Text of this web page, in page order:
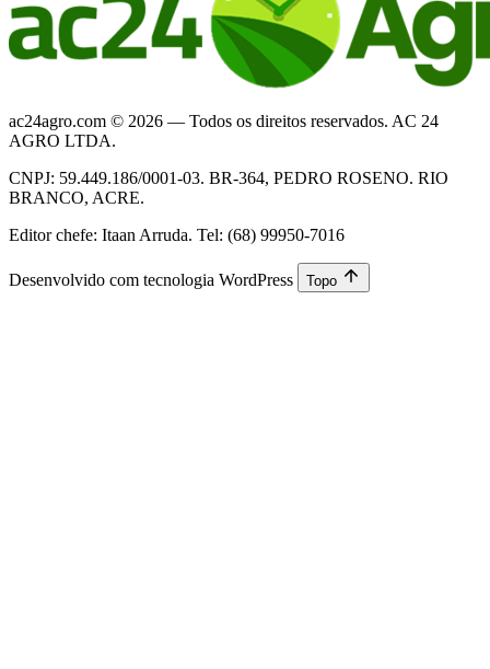
ac24agro.com © 2026 — Todos os direitos reservados. AC 24
AGRO LTDA.
CNPJ: 59.449.186/0001-03. BR-364, PEDRO ROSENO. RIO
BRANCO, ACRE.
Editor chefe: Itaan Arruda. Tel: (68) 99950-7016
Desenvolvido com tecnologia WordPress Topo